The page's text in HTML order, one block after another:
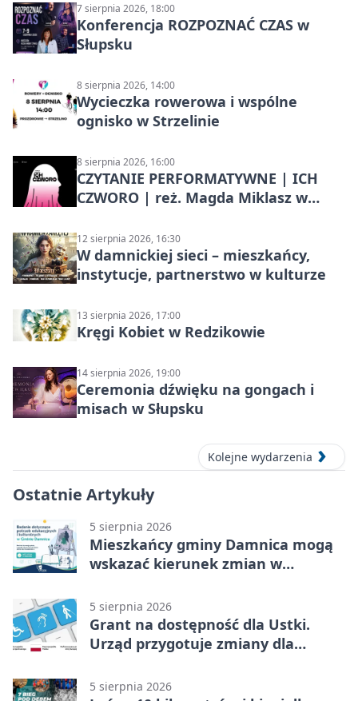
7 sierpnia 2026, 18:00
Konferencja ROZPOZNAĆ CZAS w
Słupsku
8 sierpnia 2026, 14:00
Wycieczka rowerowa i wspólne
ognisko w Strzelinie
8 sierpnia 2026, 16:00
CZYTANIE PERFORMATYWNE | ICH
CZWORO | reż. Magda Miklasz w
12 sierpnia 2026, 16:30
W damnickiej sieci – mieszkańcy,
instytucje, partnerstwo w kulturze
13 sierpnia 2026, 17:00
Kręgi Kobiet w Redzikowie
14 sierpnia 2026, 19:00
Ceremonia dźwięku na gongach i
misach w Słupsku
Kolejne wydarzenia
Ostatnie Artykuły
5 sierpnia 2026
Mieszkańcy gminy Damnica mogą
wskazać kierunek zmian w
5 sierpnia 2026
Grant na dostępność dla Ustki.
Urząd przygotuje zmiany dla
5 sierpnia 2026